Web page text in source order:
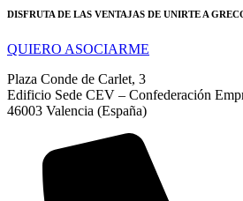
DISFRUTA DE LAS VENTAJAS DE UNIRTE A
QUIERO ASOCIARME
Plaza Conde de Carlet, 3
Edificio Sede CEV – Confederación
46003 Valencia (España)